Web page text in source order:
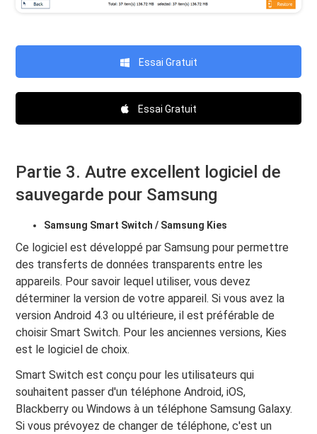
Essai Gratuit
Essai Gratuit
Partie 3. Autre excellent logiciel de
sauvegarde pour Samsung
Samsung Smart Switch / Samsung Kies
Ce logiciel est développé par Samsung pour permettre
des transferts de données transparents entre les
appareils. Pour savoir lequel utiliser, vous devez
déterminer la version de votre appareil. Si vous avez la
version Android 4.3 ou ultérieure, il est préférable de
choisir Smart Switch. Pour les anciennes versions, Kies
est le logiciel de choix.
Smart Switch est conçu pour les utilisateurs qui
souhaitent passer d'un téléphone Android, iOS,
Blackberry ou Windows à un téléphone Samsung Galaxy.
Si vous prévoyez de changer de téléphone, c'est un